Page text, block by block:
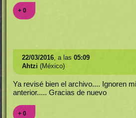
+ 0
22/03/2016, a las 05:09
Ahtzi (México)
Ya revisé bien el archivo.... Ignoren
anterior..... Gracias de nuevo
+ 0